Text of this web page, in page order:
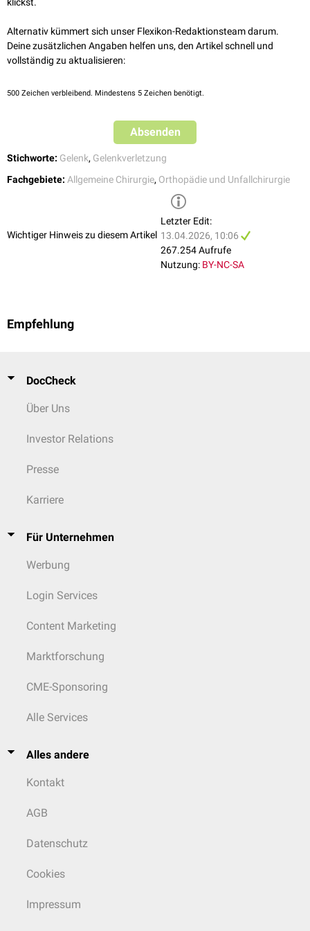
klickst.
Alternativ kümmert sich unser Flexikon-Redaktionsteam darum.
Deine zusätzlichen Angaben helfen uns, den Artikel schnell und
vollständig zu aktualisieren:
500 Zeichen verbleibend. Mindestens 5 Zeichen benötigt.
Absenden
Stichworte: Gelenk, Gelenkverletzung
Fachgebiete: Allgemeine Chirurgie, Orthopädie und Unfallchirurgie
Wichtiger Hinweis zu diesem Artikel
Letzter Edit:
13.04.2026, 10:06
267.254 Aufrufe
Nutzung: BY-NC-SA
Empfehlung
DocCheck
Über Uns
Investor Relations
Presse
Karriere
Für Unternehmen
Werbung
Login Services
Content Marketing
Marktforschung
CME-Sponsoring
Alle Services
Alles andere
Kontakt
AGB
Datenschutz
Cookies
Impressum